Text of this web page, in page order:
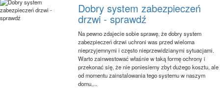
Dobry system zabezpieczeń
drzwi - sprawdź
Na pewno zdajecie sobie sprawę, że dobry system
zabezpieczeń drzwi uchroni was przed wieloma
nieprzyjemnymi i często nieprzewidzianymi sytuacjami.
Warto zainwestować właśnie w taką formę ochrony i
przekonać się, że nie poniesiemy zbyt dużego kosztu, ale
od momentu zainstalowania tego systemu w naszym
domu,...